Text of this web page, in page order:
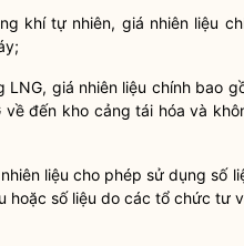
khí tự nhiên, giá nhiên liệu
giá nhiên liệu chính bao
đến kho cảng tái hóa và
liệu cho phép sử dụng số
hoặc số liệu do các tổ chức tư